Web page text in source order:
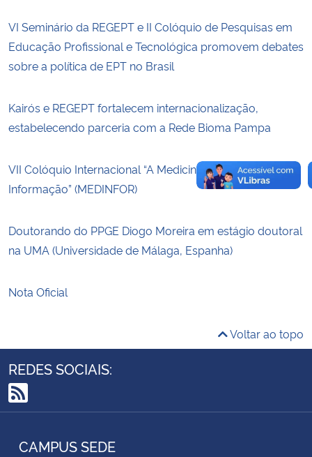
VI Seminário da REGEPT e II Colóquio de Pesquisas em
Educação Profissional e Tecnológica promovem debates
sobre a política de EPT no Brasil
Kairós e REGEPT fortalecem internacionalização,
estabelecendo parceria com a Rede Bioma Pampa
VII Colóquio Internacional “A Medicina na Era da
Informação” (MEDINFOR)
Doutorando do PPGE Diogo Moreira em estágio doutoral
na UMA (Universidade de Málaga, Espanha)
Nota Oficial
Voltar ao topo
REDES SOCIAIS:
RSS
CAMPUS SEDE